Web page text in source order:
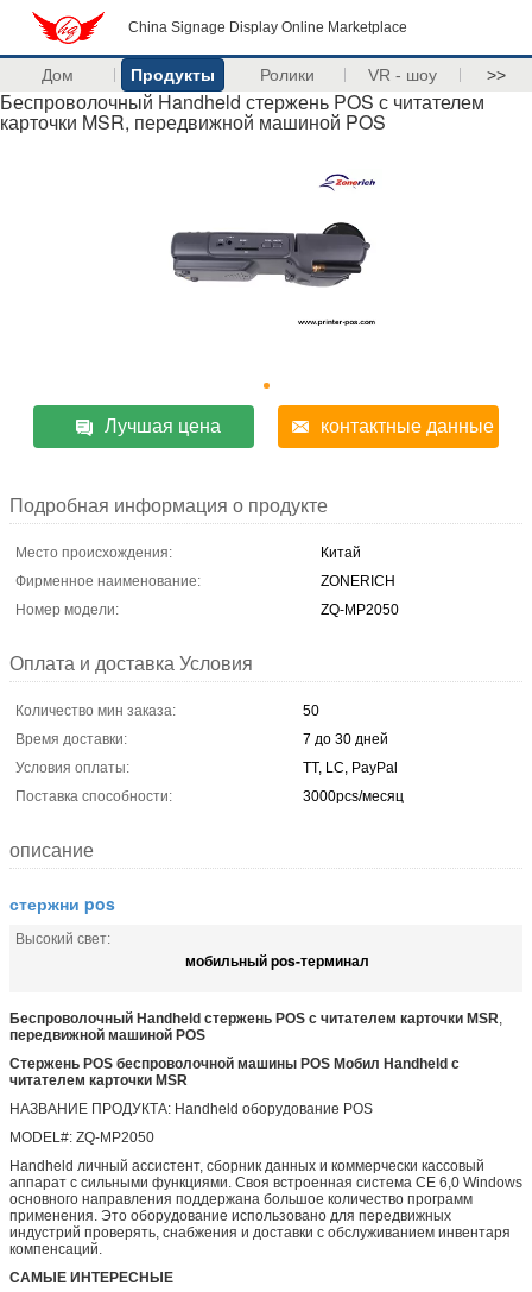
China Signage Display Online Marketplace
Дом Продукты Ролики VR - шоу >>
Беспроволочный Handheld стержень POS с читателем
карточки MSR, передвижной машиной POS
Лучшая цена контактные данные
Подробная информация о продукте
Место происхождения:
Китай
Фирменное наименование:
ZONERICH
Номер модели:
ZQ-MP2050
Оплата и доставка Условия
Количество мин заказа:
50
Время доставки:
7 до 30 дней
Условия оплаты:
TT, LC, PayPal
Поставка способности:
3000pcs/месяц
описание
стержни pos
Высокий свет:
мобильный pos-терминал
Беспроволочный Handheld стержень POS с читателем карточки MSR,
передвижной машиной POS
Стержень POS беспроволочной машины POS Мобил Handheld с
читателем карточки MSR
НАЗВАНИЕ ПРОДУКТА: Handheld оборудование POS
MODEL#: ZQ-MP2050
Handheld личный ассистент, сборник данных и коммерчески кассовый
аппарат с сильными функциями. Своя встроенная система CE 6,0 Windows
основного направления поддержана большое количество программ
применения. Это оборудование использовано для передвижных
индустрий проверять, снабжения и доставки с обслуживанием инвентаря
компенсаций.
САМЫЕ ИНТЕРЕСНЫЕ